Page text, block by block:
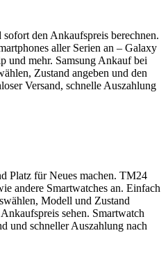
den Ankaufspreis berechnen.
aller Serien an – Galaxy
und mehr. Samsung Ankauf bei
Zustand angeben und den
Versand, schnelle Auszahlung
Platz für Neues machen. TM24
andere Smartwatches an. Einfach
Modell und Zustand
sehen. Smartwatch
und schneller Auszahlung nach